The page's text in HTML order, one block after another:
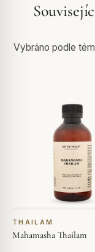
Vybráno podle
THAILAM
Mahamasha Thailam